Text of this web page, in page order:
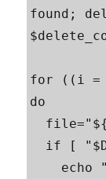
found;
for ((i =
do